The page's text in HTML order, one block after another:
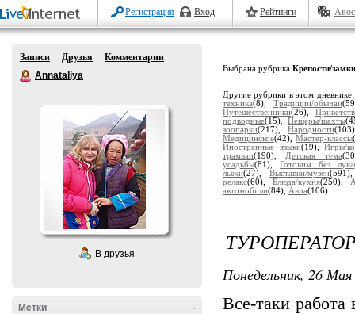
Регистрация Вход Рейтинги
Записи Друзья
Комментарии
Annataliya
В друзья
-
Метки
Выбрана рубрика Крепости/
Другие рубрики в этом
техника(8), Традиции/обычаи
Путешественники(26),
подводные(15), Пещеры/шахты
зоопарки(217), Народности
Медицинское(42),Мастер-классы
Иностранные языки(19),Игры/
трамваи(190), Детская тема
усадьбы(81),Готовим без лука
лыжи(27), Выставки/музеи
релакс(60), Блюда/кухня(250),
автомобили(84), Авиа(106)
Понедельник, 26
Все-таки работа